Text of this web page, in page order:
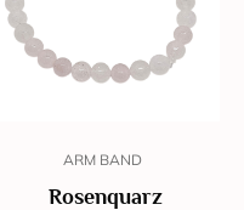
ARM BAND
Rosenquarz